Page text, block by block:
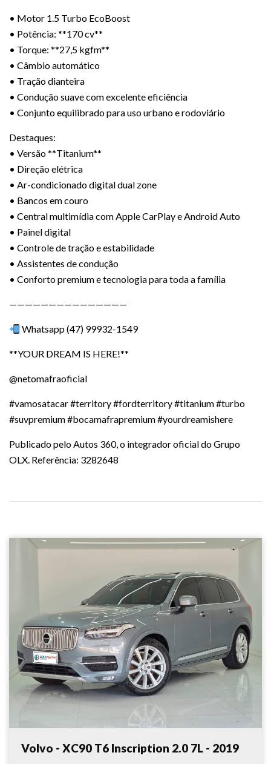
• Motor 1.5 Turbo EcoBoost
• Potência: **170 cv**
• Torque: **27,5 kgfm**
• Câmbio automático
• Tração dianteira
• Condução suave com excelente eficiência
• Conjunto equilibrado para uso urbano e rodoviário
Destaques:
• Versão **Titanium**
• Direção elétrica
• Ar-condicionado digital dual zone
• Bancos em couro
• Central multimídia com Apple CarPlay e Android Auto
• Painel digital
• Controle de tração e estabilidade
• Assistentes de condução
• Conforto premium e tecnologia para toda a família
———————————————
Whatsapp (47) 99932-1549
**YOUR DREAM IS HERE!**
@netomafraoficial
#vamosatacar #territory #fordterritory #titanium #turbo
#suvpremium #bocamafrapremium #yourdreamishere
Publicado pelo Autos 360, o integrador oficial do Grupo
OLX. Referência: 3282648
Volvo - XC90 T6 Inscription 2.0 7L - 2019